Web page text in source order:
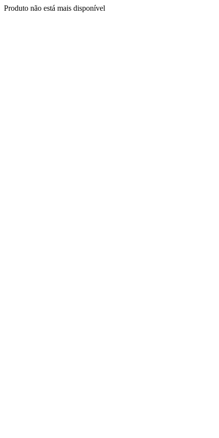
Produto não está mais disponível